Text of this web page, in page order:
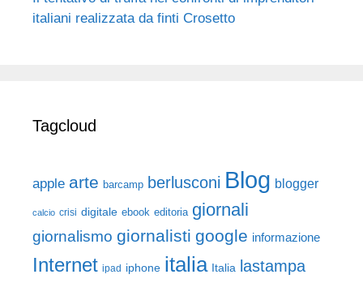
italiani realizzata da finti Crosetto
Tagcloud
apple arte barcamp berlusconi Blog blogger
calcio crisi digitale ebook editoria giornali
giornalismo giornalisti google informazione
Internet ipad iphone italia Italia lastampa